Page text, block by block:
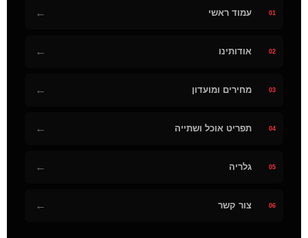
01 עמוד ראשי ←
02 אודותינו ←
03 מחירים ומועדון ←
04 תפריט אוכל ושתייה ←
05 גלריה ←
06 צור קשר ←